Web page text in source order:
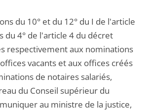
du 10° et du 12° du I de l'article
du 4° de l'article 4 du décret
respectivement aux nominations
vacants et aux offices créés
de notaires salariés,
du Conseil supérieur du
au ministre de la justice,